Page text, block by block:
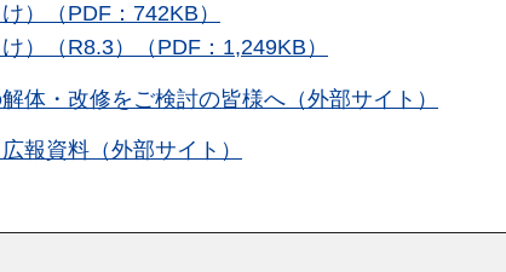
）（PDF：742KB）
）（R8.3）（PDF：1,249KB）
体・改修をご検討の皆様へ（外部サイト）
報資料（外部サイト）